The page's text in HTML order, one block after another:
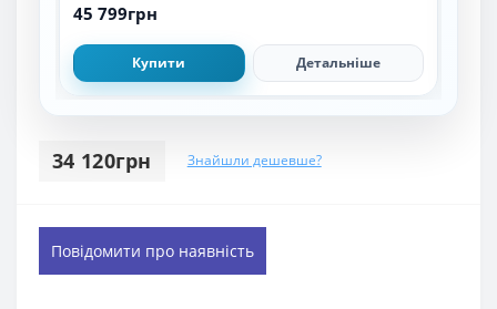
45 799грн
Купити Детальніше
34 120грн Знайшли дешевше?
Повідомити про наявність